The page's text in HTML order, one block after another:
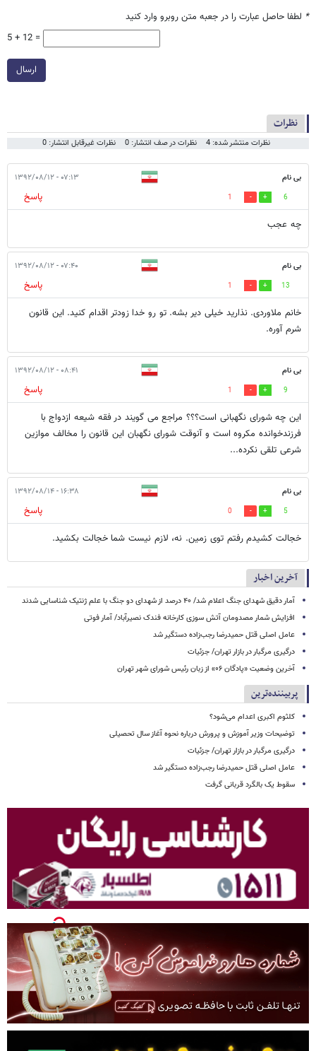
* لطفا حاصل عبارت را در جعبه متن روبرو وارد کنید
5 + 12 =
ارسال
نظرات
نظرات منتشر شده: 4 نظرات در صف انتشار: 0 نظرات غیرقابل انتشار: 0
بی نام ۰۷:۱۳ - ۱۳۹۲/۰۸/۱۲
6
1
پاسخ
چه عجب
بی نام ۰۷:۴۰ - ۱۳۹۲/۰۸/۱۲
13
1
پاسخ
خانم ملاوردی. نذارید خیلی دیر بشه. تو رو خدا زودتر اقدام کنید. این قانون
شرم آوره.
بی نام ۰۸:۴۱ - ۱۳۹۲/۰۸/۱۲
9
1
پاسخ
این چه شورای نگهبانی است؟؟؟ مراجع می گویند در فقه شیعه ازدواج با
فرزندخوانده مکروه است و آنوقت شورای نگهبان این قانون را مخالف موازین
شرعی تلقی نکرده...
بی نام ۱۶:۳۸ - ۱۳۹۲/۰۸/۱۴
5
0
پاسخ
خجالت کشیدم رفتم توی زمین. نه، لازم نیست شما خجالت بکشید.
آخرین اخبار
آمار دقیق شهدای جنگ اعلام شد/ ۴۰ درصد از شهدای دو جنگ با علم ژنتیک شناسایی شدند
افزایش شمار مصدومان آتش سوزی کارخانه فندک نصیرآباد/ آمار فوتی
عامل اصلی قتل حمیدرضا رجب‌زاده دستگیر شد
درگیری مرگبار در بازار تهران/ جزئیات
آخرین وضعیت «پادگان ۰۶» از زبان رئیس شورای شهر تهران
پربیننده‌ترین
کلثوم اکبری اعدام می‌شود؟
توضیحات وزیر آموزش و پرورش درباره نحوه آغاز سال تحصیلی
درگیری مرگبار در بازار تهران/ جزئیات
عامل اصلی قتل حمیدرضا رجب‌زاده دستگیر شد
سقوط یک بالگرد قربانی گرفت